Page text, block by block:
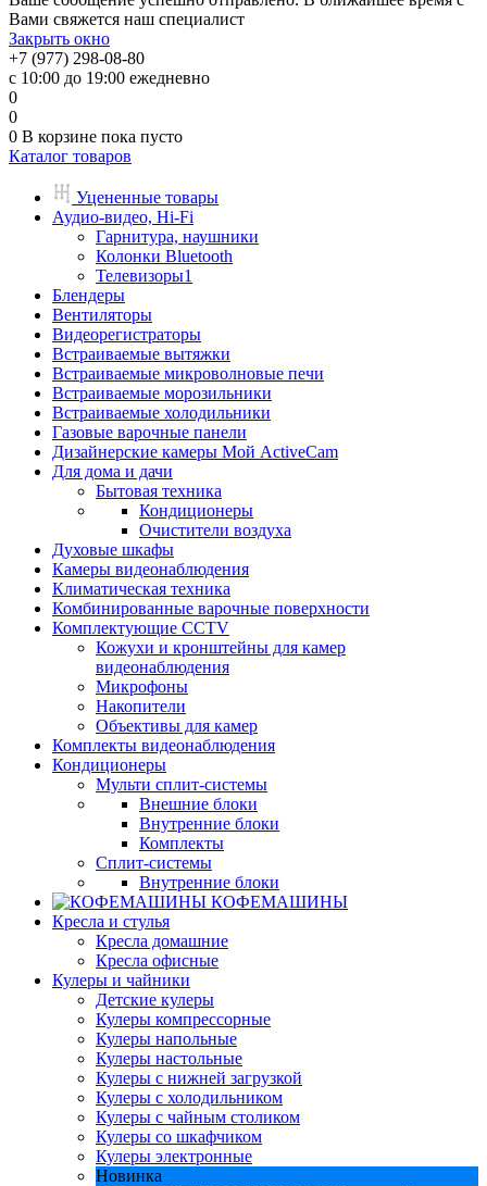
Вами свяжется наш специалист
Закрыть окно
+7 (977) 298-08-80
с 10:00 до 19:00 ежедневно
0
0
0 В корзине пока пусто
Каталог товаров
Уцененные товары
Аудио-видео, Hi-Fi
Гарнитура, наушники
Колонки Bluetooth
Телевизоры1
Блендеры
Вентиляторы
Видеорегистраторы
Встраиваемые вытяжки
Встраиваемые микроволновые печи
Встраиваемые морозильники
Встраиваемые холодильники
Газовые варочные панели
Дизайнерские камеры Мой ActiveCam
Для дома и дачи
Бытовая техника
Кондиционеры
Очистители воздуха
Духовые шкафы
Камеры видеонаблюдения
Климатическая техника
Комбинированные варочные поверхности
Комплектующие CCTV
Кожухи и кронштейны для камер
видеонаблюдения
Микрофоны
Накопители
Объективы для камер
Комплекты видеонаблюдения
Кондиционеры
Мульти сплит-системы
Внешние блоки
Внутренние блоки
Комплекты
Сплит-системы
Внутренние блоки
КОФЕМАШИНЫ
Кресла и стулья
Кресла домашние
Кресла офисные
Кулеры и чайники
Детские кулеры
Кулеры компрессорные
Кулеры напольные
Кулеры настольные
Кулеры с нижней загрузкой
Кулеры с холодильником
Кулеры с чайным столиком
Кулеры со шкафчиком
Кулеры электронные
Новинка